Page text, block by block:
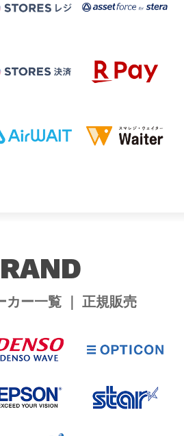
カー一覧 ｜ 正規販売